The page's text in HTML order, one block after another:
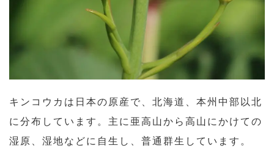
キンコウカは日本の原産で、北海道、本州中部以北
に分布しています。主に亜高山から高山にかけての
湿原、湿地などに自生し、普通群生しています。